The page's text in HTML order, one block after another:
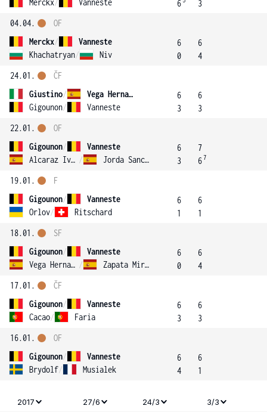
6
3
04.04.
Merckx/
Vanneste
Khachatryan/ Niv
OF
6
0
6
4
24.01.
Giustino/
Vega Hernandez
Gigounon/ Vanneste
ČF
6
3
6
3
22.01.
Gigounon/
Vanneste
Alcaraz Ivorra / Jorda Sanchis
OF
6
3
7
67
19.01.
Gigounon/
Vanneste
Orlov/ Ritschard
F
6
1
6
1
18.01.
Gigounon/
Vanneste
Vega Hernandez / Zapata Miralles
SF
6
0
6
4
17.01.
Gigounon/
Vanneste
Cacao/ Faria
ČF
6
3
6
3
16.01.
Gigounon/
Vanneste
Brydolf/ Musialek
OF
6
4
6
1
2017 27/6 24/3
3/3